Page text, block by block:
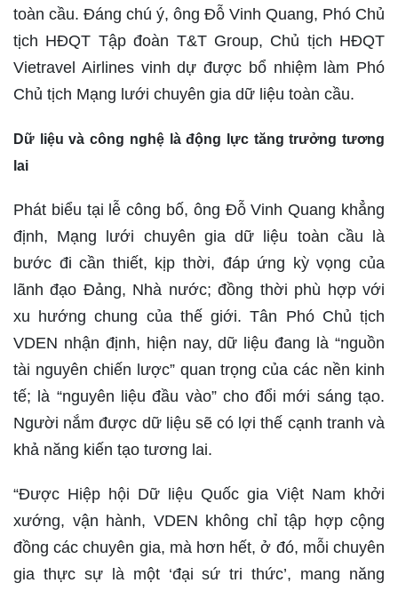
toàn cầu. Đáng chú ý, ông Đỗ Vinh Quang, Phó Chủ
tịch HĐQT Tập đoàn T&T Group, Chủ tịch HĐQT
Vietravel Airlines vinh dự được bổ nhiệm làm Phó
Chủ tịch Mạng lưới chuyên gia dữ liệu toàn cầu.
Dữ liệu và công nghệ là động lực tăng trưởng tương
lai
Phát biểu tại lễ công bố, ông Đỗ Vinh Quang khẳng
định, Mạng lưới chuyên gia dữ liệu toàn cầu là
bước đi cần thiết, kịp thời, đáp ứng kỳ vọng của
lãnh đạo Đảng, Nhà nước; đồng thời phù hợp với
xu hướng chung của thế giới. Tân Phó Chủ tịch
VDEN nhận định, hiện nay, dữ liệu đang là “nguồn
tài nguyên chiến lược” quan trọng của các nền kinh
tế; là “nguyên liệu đầu vào” cho đổi mới sáng tạo.
Người nắm được dữ liệu sẽ có lợi thế cạnh tranh và
khả năng kiến tạo tương lai.
“Được Hiệp hội Dữ liệu Quốc gia Việt Nam khởi
xướng, vận hành, VDEN không chỉ tập hợp cộng
đồng các chuyên gia, mà hơn hết, ở đó, mỗi chuyên
gia thực sự là một ‘đại sứ tri thức’, mang năng